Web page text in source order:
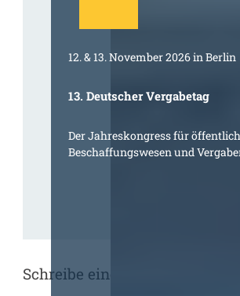
12. & 13. November 2026 in Berlin
13. Deutscher Vergabetag
Der Jahreskongress für
Beschaffungswesen und
Schreibe einen Kommentar